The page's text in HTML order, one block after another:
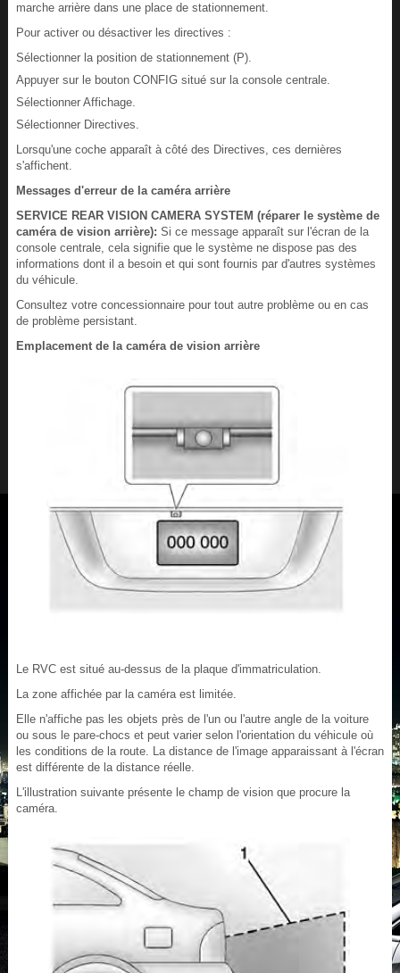
marche arrière dans une place de stationnement.
Pour activer ou désactiver les directives :
Sélectionner la position de stationnement (P).
Appuyer sur le bouton CONFIG situé sur la console centrale.
Sélectionner Affichage.
Sélectionner Directives.
Lorsqu'une coche apparaît à côté des Directives, ces dernières
s'affichent.
Messages d'erreur de la caméra arrière
SERVICE REAR VISION CAMERA SYSTEM (réparer le système de
caméra de vision arrière): Si ce message apparaît sur l'écran de la
console centrale, cela signifie que le système ne dispose pas des
informations dont il a besoin et qui sont fournis par d'autres systèmes
du véhicule.
Consultez votre concessionnaire pour tout autre problème ou en cas
de problème persistant.
Emplacement de la caméra de vision arrière
Le RVC est situé au-dessus de la plaque d'immatriculation.
La zone affichée par la caméra est limitée.
Elle n'affiche pas les objets près de l'un ou l'autre angle de la voiture
ou sous le pare-chocs et peut varier selon l'orientation du véhicule où
les conditions de la route. La distance de l'image apparaissant à l'écran
est différente de la distance réelle.
L'illustration suivante présente le champ de vision que procure la
caméra.